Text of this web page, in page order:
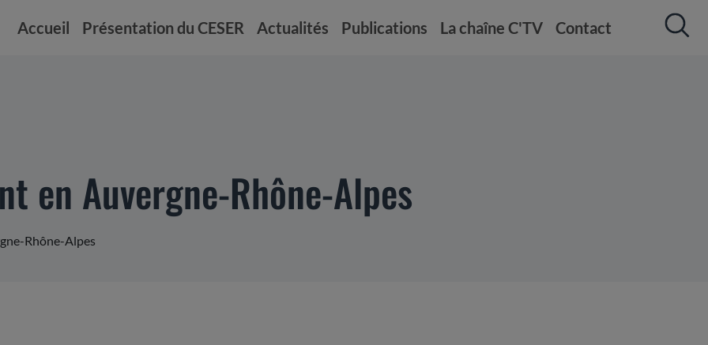
Accueil Présentation du CESER Actualités Publications La chaîne C'TV Contact
en Auvergne-Rhône-Alpes
Rhône-Alpes